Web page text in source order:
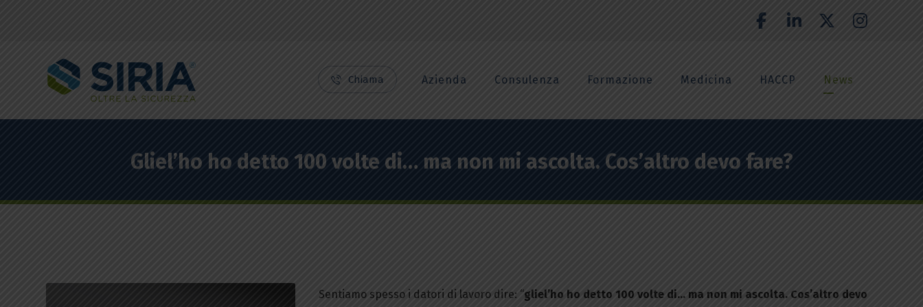
Azienda Consulenza Formazione Medicina HACCP News
Chiama
Gliel’ho ho detto 100 volte di… ma non mi ascolta. Cos’altro devo fare?
Sentiamo spesso i datori di lavoro dire: “gliel’ho ho detto 100 volte di… ma non mi ascolta. Cos’altro devo